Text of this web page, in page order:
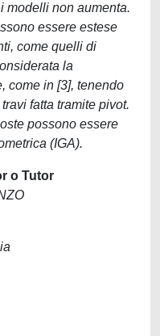
modelli non aumenta.
essere estese
come quelli di
la
come in [3], tenendo
fatta tramite pivot.
possono essere
(IGA).
o Tutor